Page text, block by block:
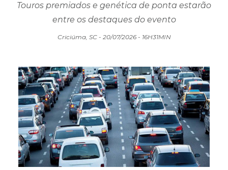
Touros premiados e genética de ponta estarão
entre os destaques do evento
Criciúma, SC - 20/07/2026 - 16H31MIN